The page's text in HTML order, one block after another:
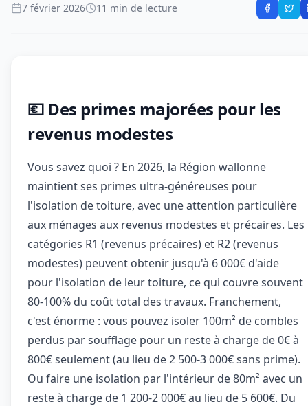
7 février 2026 11 min de lecture
💶 Des primes majorées pour les
revenus modestes
Vous savez quoi ? En 2026, la Région wallonne
maintient ses primes ultra-généreuses pour
l'isolation de toiture, avec une attention particulière
aux ménages aux revenus modestes et précaires. Les
catégories R1 (revenus précaires) et R2 (revenus
modestes) peuvent obtenir jusqu'à 6 000€ d'aide
pour l'isolation de leur toiture, ce qui couvre souvent
80-100% du coût total des travaux. Franchement,
c'est énorme : vous pouvez isoler 100m² de combles
perdus par soufflage pour un reste à charge de 0€ à
800€ seulement (au lieu de 2 500-3 000€ sans prime).
Ou faire une isolation par l'intérieur de 80m² avec un
reste à charge de 1 200-2 000€ au lieu de 5 600€. Du